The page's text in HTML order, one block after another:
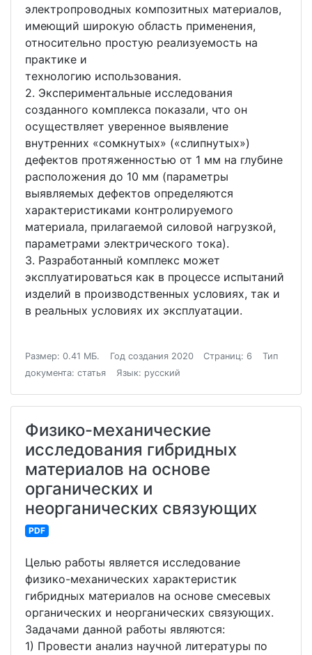
электропроводных композитных материалов,
имеющий широкую область применения,
относительно простую реализуемость на
практике и
технологию использования.
2. Экспериментальные исследования
созданного комплекса показали, что он
осуществляет уверенное выявление
внутренних «сомкнутых» («слипнутых»)
дефектов протяженностью от 1 мм на глубине
расположения до 10 мм (параметры
выявляемых дефектов определяются
характеристиками контролируемого
материала, прилагаемой силовой нагрузкой,
параметрами электрического тока).
3. Разработанный комплекс может
эксплуатироваться как в процессе испытаний
изделий в производственных условиях, так и
в реальных условиях их эксплуатации.
Размер: 0.41 МБ. Год создания 2020 Страниц: 6
Тип
документа: статья
Язык: русский
Физико-механические
исследования гибридных
материалов на основе
органических и
неорганических связующих
PDF
Целью работы является исследование
физико-механических характеристик
гибридных материалов на основе смесевых
органических и неорганических связующих.
Задачами данной работы являются:
1) Провести анализ научной литературы по